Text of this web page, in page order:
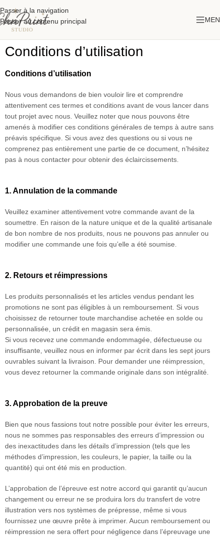
Passer à la navigation
Passer au contenu principal
Conditions d’utilisation
Conditions d’utilisation
Nous vous demandons de bien vouloir lire et comprendre
attentivement ces termes et conditions avant de vous lancer dans
tout projet avec nous. Veuillez noter que nous pouvons être
amenés à modifier ces conditions générales de temps à autre sans
préavis spécifique. Si vous avez des questions ou si vous ne
comprenez pas entièrement une partie de ce document, n’hésitez
pas à nous contacter pour obtenir des éclaircissements.
1. Annulation de la commande
Veuillez examiner attentivement votre commande avant de la
soumettre. En raison de la nature unique et de la qualité artisanale
de bon nombre de nos produits, nous ne pouvons pas annuler ou
modifier une commande une fois qu’elle a été soumise.
2. Retours et réimpressions
Les produits personnalisés et les articles vendus pendant les
promotions ne sont pas éligibles à un remboursement. Si vous
choisissez de retourner toute marchandise achetée en solde ou
personnalisée, un crédit en magasin sera émis.
Si vous recevez une commande endommagée, défectueuse ou
insuffisante, veuillez nous en informer par écrit dans les sept jours
ouvrables suivant la livraison. Pour demander une réimpression,
vous devez retourner la commande originale dans son intégralité.
3. Approbation de la preuve
Bien que nous fassions tout notre possible pour éviter les erreurs,
nous ne sommes pas responsables des erreurs d’impression ou
des inexactitudes dans les détails d’impression (tels que les
méthodes d’impression, les couleurs, le papier, la taille ou la
quantité) qui ont été mis en production.
L’approbation de l’épreuve est notre accord qui garantit qu’aucun
changement ou erreur ne se produira lors du transfert de votre
illustration vers nos systèmes de prépresse, même si vous
fournissez une œuvre prête à imprimer. Aucun remboursement ou
réimpression ne sera offert pour négligence dans l’épreuvage une